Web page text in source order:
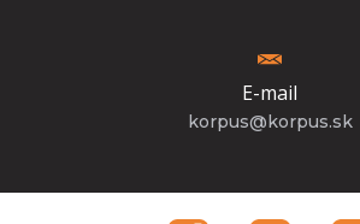
E-mail
korpus@korpus.sk